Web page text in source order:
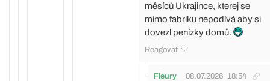
měsíců Ukrajince, kterej se
mimo fabriku nepodívá aby si
dovezl penízky domů.
Reagovat
Fleury 08.07.2026 18:54